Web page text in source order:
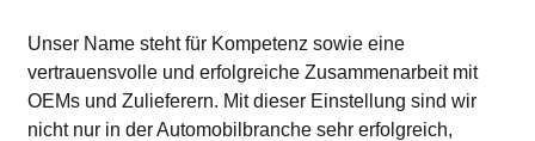
Unser Name steht für Kompetenz sowie eine
vertrauensvolle und erfolgreiche Zusammenarbeit mit
OEMs und Zulieferern. Mit dieser Einstellung sind wir
nicht nur in der Automobilbranche sehr erfolgreich,